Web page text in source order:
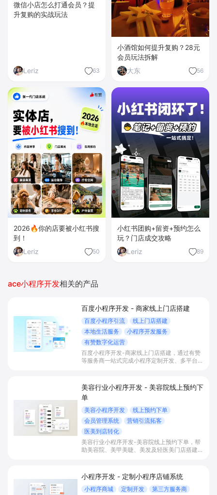
微信小店怎么打通会员？提
升复购的实战玩法
Leriz 63
小酒馆如何提升复购？28元
会员玩法拆解
大东
56
2026🔥你的店要被小红书搜
到！
Leriz
50
小红书团购+留资+预约怎么
玩？门店成交攻略
Leriz
89
ace小程序开发相关的产品
百度小程序开发 - 商家线上门店搭建
百度小程序引流
线上门店搭建
本地生活服务
小程序开发服务
有赞数字化运营
百度小程序开发-商家线上门店搭建，通过有赞
等服务商一站式完成小程序定制开发、多平台联
提升到店与下单转化。
美容行业小程序开发 - 美容院线上预约下
单
美容小程序开发
线上预约下单
会员管理系统
营销引流拓客
医美到店转化
美容行业小程序开发-美容院线上预约下单，帮
助美容院、美甲美睫、美发及轻医美门店搭建线
引流拓客、提升到店转化和复购。
小程序开发 - 定制小程序店铺系统
小程序商城 定制开发
第三方服务商